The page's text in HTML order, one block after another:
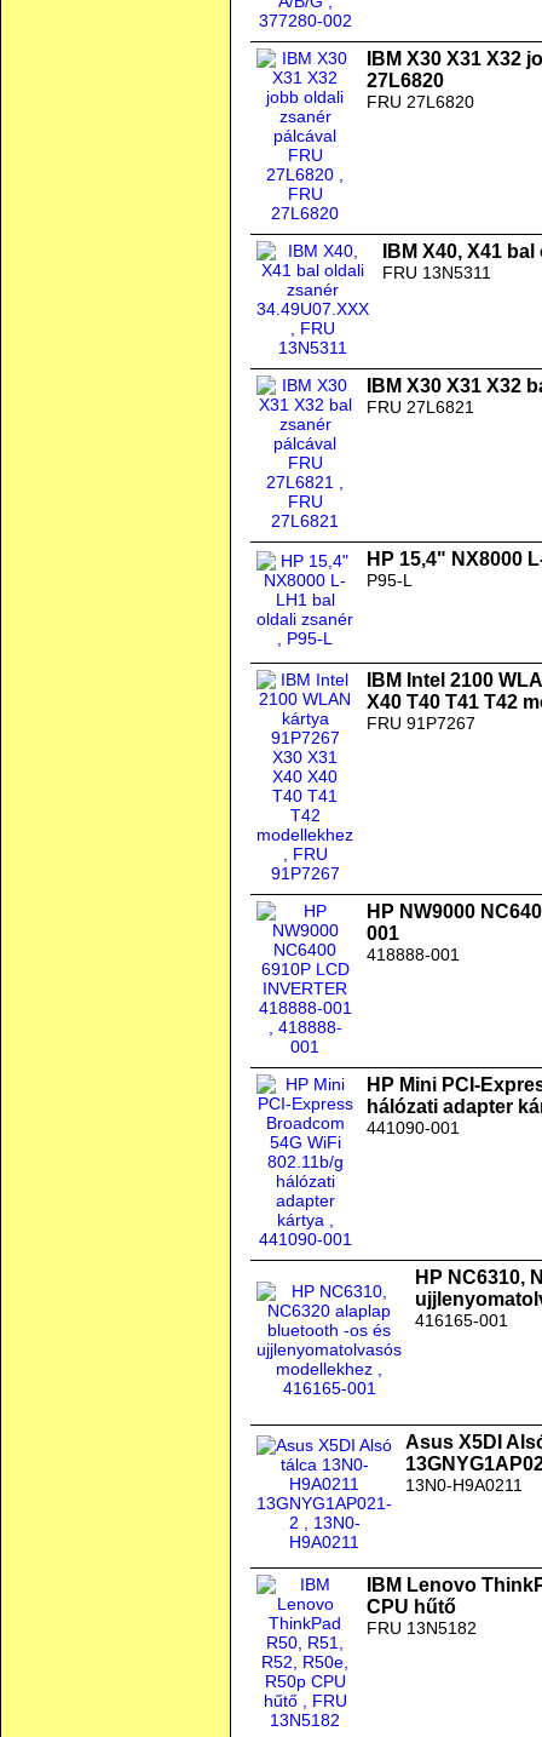
IBM X30 X31 X32
27L6820
FRU 27L6820
IBM X40, X41
FRU 13N5311
IBM X30 X31 X32
FRU 27L6821
HP 15,4" NX8000
P95-L
IBM Intel 2100
X40 T40 T41 T42
FRU 91P7267
HP NW9000
001
418888-001
HP Mini PCI-
hálózati adapter
441090-001
HP NC6310,
416165-001
Asus X5DI
13N0-H9A0211
IBM Lenovo
CPU hűtő
FRU 13N5182